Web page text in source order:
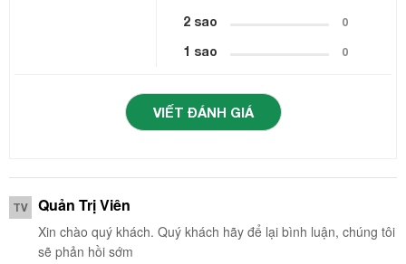
2 sao 0
1 sao 0
VIẾT ĐÁNH GIÁ
TV Quản Trị Viên
Xin chào quý khách. Quý khách hãy để lại bình luận, chúng tôi
sẽ phản hồi sớm